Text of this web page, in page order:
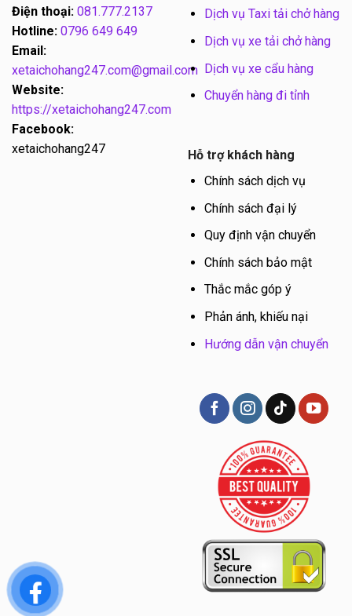
Điện thoại: 081.777.2137
Hotline: 0796 649 649
Email:
xetaichohang247.com@gmail.com
Website:
https://xetaichohang247.com
Facebook:
xetaichohang247
Dịch vụ Taxi tải chở hàng
Dịch vụ xe tải chở hàng
Dịch vụ xe cẩu hàng
Chuyển hàng đi tỉnh
Hỗ trợ khách hàng
Chính sách dịch vụ
Chính sách đại lý
Quy định vận chuyển
Chính sách bảo mật
Thắc mắc góp ý
Phản ánh, khiếu nại
Hướng dẫn vận chuyển